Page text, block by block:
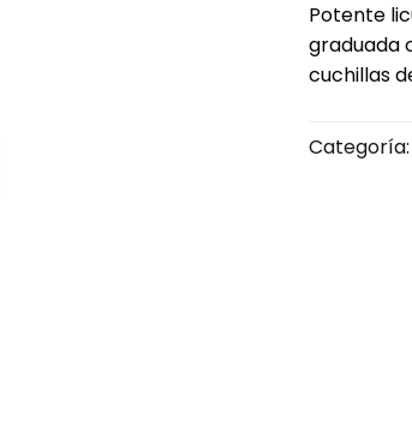
Potente
graduada
cuchillas
Categoría: